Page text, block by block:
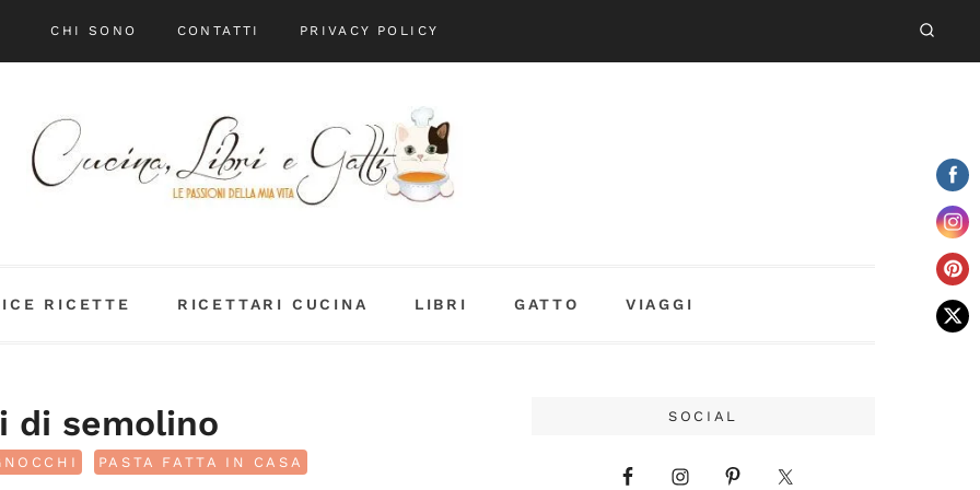
CHI SONO CONTATTI PRIVACY POLICY
RICETTE RICETTARI CUCINA LIBRI GATTO VIAGGI
di semolino
PASTA FATTA IN CASA
SOCIAL